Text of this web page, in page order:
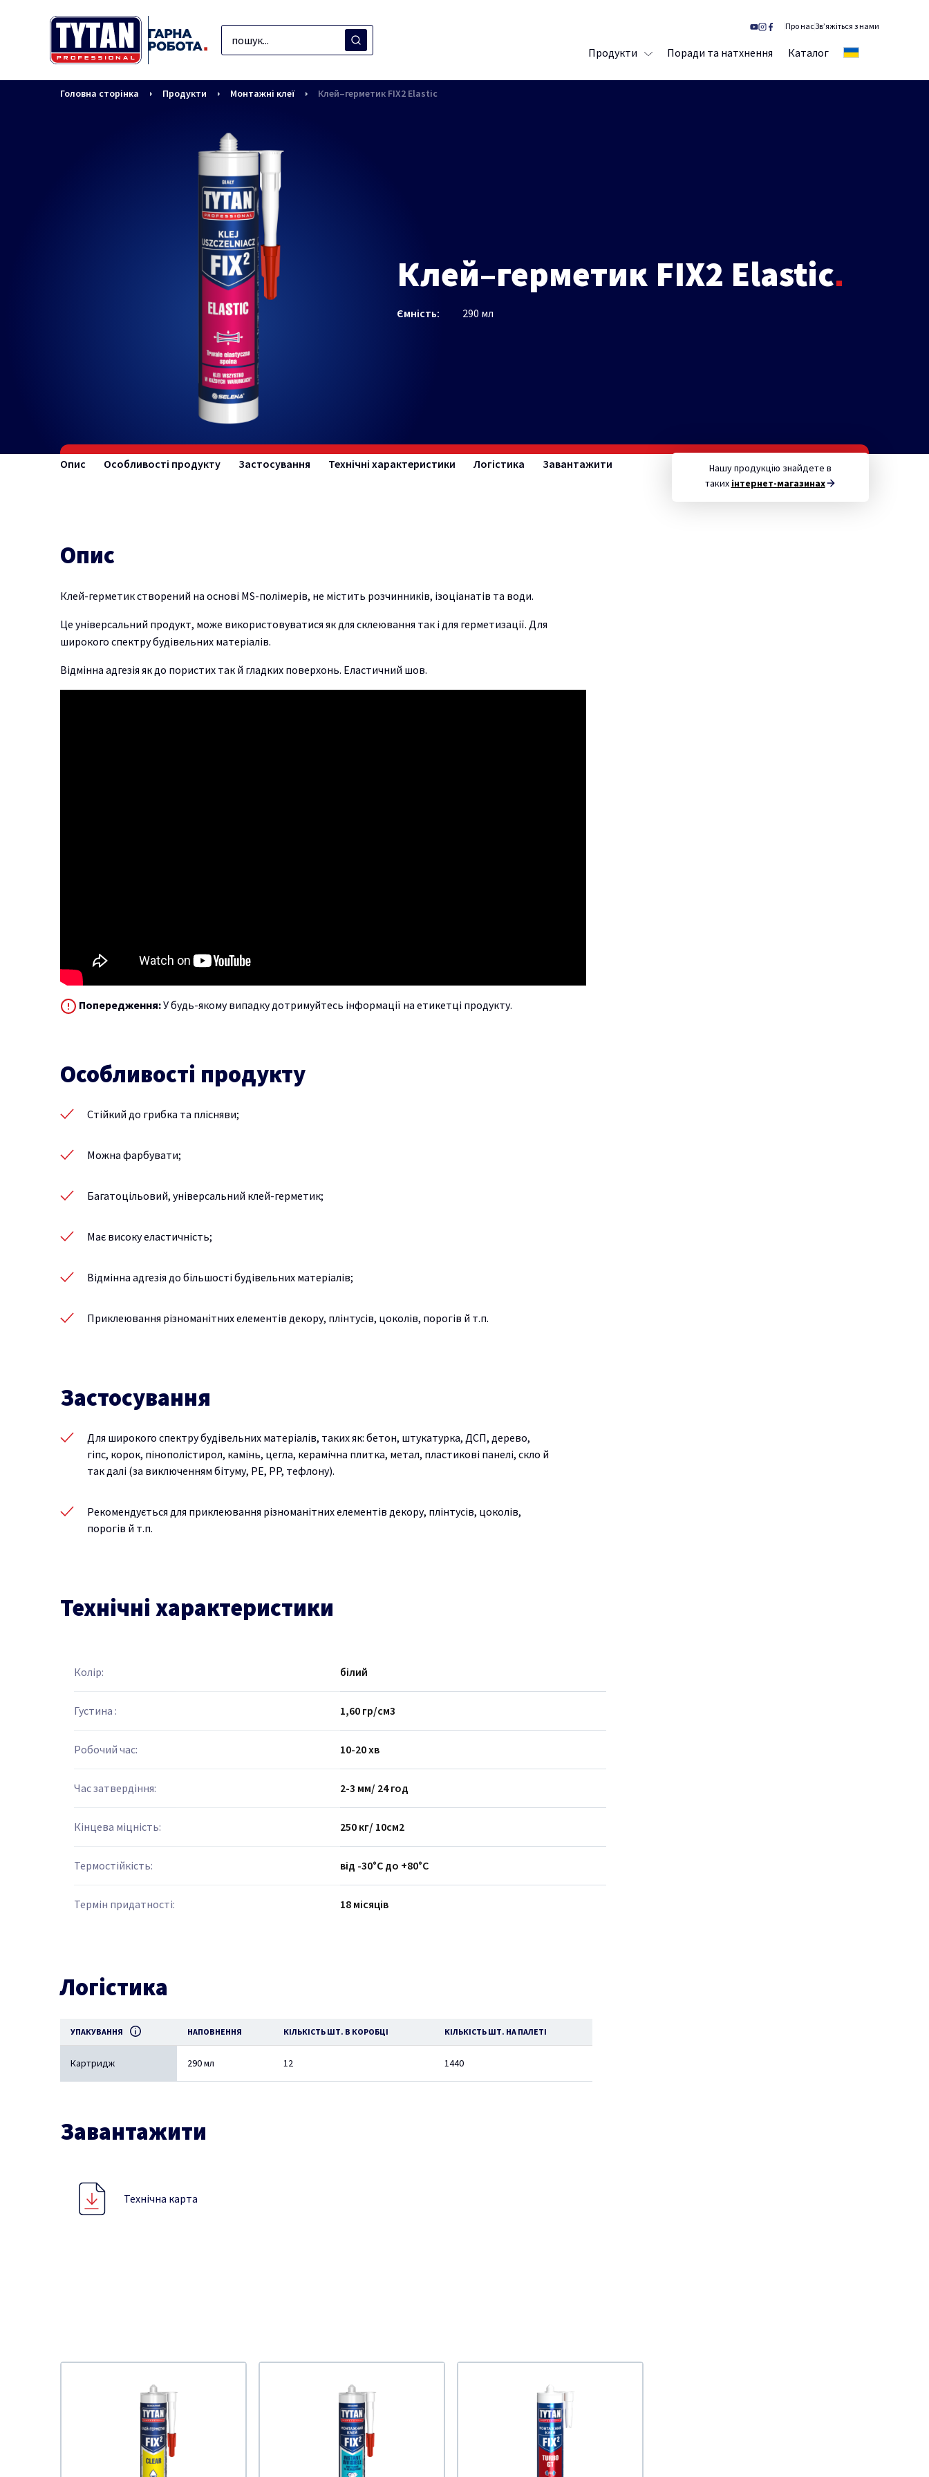
Продукти Поради та натхнення Каталог
Про насЗв’яжіться з нами
Головна сторінка Продукти Монтажні клеї Клей–герметик FIX2 Elastic
Клей–герметик FIX2 Elastic
Ємність: 290 мл
Нашу продукцію знайдете в
таких інтернет-магазинах
Опис Особливості продукту Застосування Технічні характеристики Логістика Завантажити
Опис
Клей-герметик створений на основі MS-полімерів, не містить розчинників, ізоціанатів та води.
Це універсальний продукт, може використовуватися як для склеювання так і для герметизації. Для
широкого спектру будівельних матеріалів.
Відмінна адгезія як до пористих так й гладких поверхонь. Еластичний шов.
Попередження:У будь-якому випадку дотримуйтесь інформації на етикетці продукту.
Особливості продукту
Стійкий до грибка та плісняви;
Можна фарбувати;
Багатоцільовий, універсальний клей-герметик;
Має високу еластичність;
Відмінна адгезія до більшості будівельних матеріалів;
Приклеювання різноманітних елементів декору, плінтусів, цоколів, порогів й т.п.
Застосування
Для широкого спектру будівельних матеріалів, таких як: бетон, штукатурка, ДСП, дерево,
гіпс, корок, пінополістирол, камінь, цегла, керамічна плитка, метал, пластикові панелі, скло й
так далі (за виключенням бітуму, PE, PP, тефлону).
Рекомендується для приклеювання різноманітних елементів декору, плінтусів, цоколів,
порогів й т.п.
Технічні характеристики
Колір: білий
Густина : 1,60 гр/см3
Робочий час: 10-20 хв
Час затвердіння: 2-3 мм/ 24 год
Кінцева міцність: 250 кг/ 10см2
Термостійкість: від -30°C до +80°C
Термін придатності: 18 місяців
Логістика
УПАКУВАННЯ НАПОВНЕННЯ КІЛЬКІСТЬ ШТ. В КОРОБЦІ КІЛЬКІСТЬ ШТ. НА ПАЛЕТІ
Картридж 290 мл 12 1440
Завантажити
Технічна карта